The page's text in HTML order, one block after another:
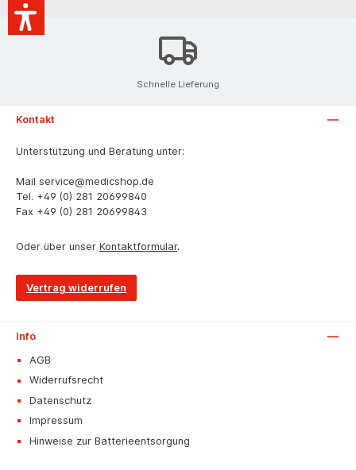
Schnelle Lieferung
Kontakt
Unterstützung und Beratung unter:
Mail service@medicshop.de
Tel. +49 (0) 281 20699840
Fax +49 (0) 281 20699843
Oder über unser Kontaktformular.
Vertrag widerrufen
Info
AGB
Widerrufsrecht
Datenschutz
Impressum
Hinweise zur Batterieentsorgung